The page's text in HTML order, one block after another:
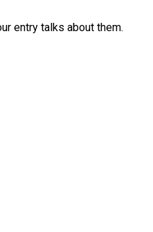
entry talks about them.